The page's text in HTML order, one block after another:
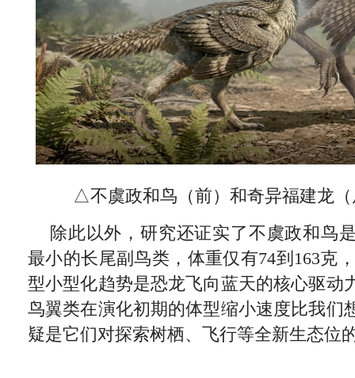
△不虞政和鸟（前）和奇异福建龙
除此以外，研究还证实了不虞政和鸟
最小的长尾副鸟类，体重仅有74到163克
型小型化趋势是恐龙飞向蓝天的核心驱动
鸟翼类在演化初期的体型缩小速度比我们
疑是它们对探索树栖、飞行等全新生态位